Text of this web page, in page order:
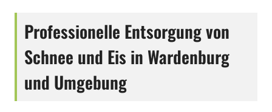
Professionelle Entsorgung von
Schnee und Eis in Wardenburg
und Umgebung